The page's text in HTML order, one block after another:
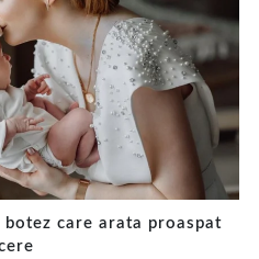
botez care arata proaspat